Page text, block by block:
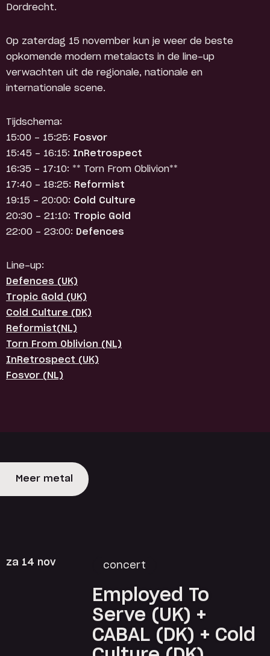
Dordrecht.
Op zaterdag 15 november kun je weer de beste
opkomende modern metalacts in de line-up
verwachten uit de regionale, nationale en
internationale scene.
Tijdschema:
15:00 - 15:25: Fosvor
15:45 - 16:15: InRetrospect
16:35 - 17:10: ** Torn From Oblivion**
17:40 - 18:25: Reformist
19:15 - 20:00: Cold Culture
20:30 - 21:10: Tropic Gold
22:00 - 23:00: Defences
Line-up:
Defences (UK)
Tropic Gold (UK)
Cold Culture (DK)
Reformist(NL)
Torn From Oblivion (NL)
InRetrospect (UK)
Fosvor (NL)
Meer metal
za 14 nov concert
Employed To
Serve (UK) +
CABAL (DK) + Cold